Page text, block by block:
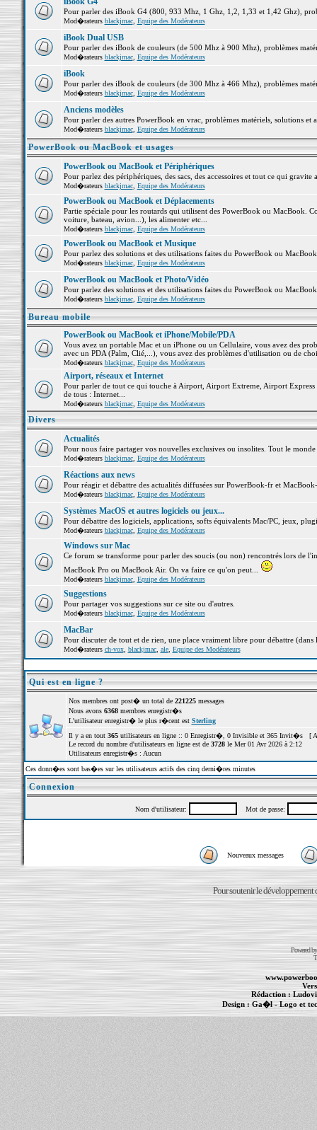
Pour parler des iBook G4 (800, 933 Mhz, 1 Ghz, 1,2, 1,33 et 1,42 Ghz),
Mod�rateurs blackjmac, Equipe des Modérateurs
iBook Dual USB
Pour parler des iBook de couleurs (de 500 Mhz à 900 Mhz), problèmes
Mod�rateurs blackjmac, Equipe des Modérateurs
iBook
Pour parler des iBook de couleurs (de 300 Mhz à 466 Mhz), problèmes
Mod�rateurs blackjmac, Equipe des Modérateurs
Anciens modèles
Pour parler des autres PowerBook en vrac, problèmes matériels, solutions et
Mod�rateurs blackjmac, Equipe des Modérateurs
PowerBook ou MacBook et usages
PowerBook ou MacBook et Périphériques
Pour parlez des périphériques, des sacs, des accessoires et tout ce qui
Mod�rateurs blackjmac, Equipe des Modérateurs
PowerBook ou MacBook et Déplacements
Partie spéciale pour les routards qui utilisent des PowerBook ou MacBook.
voiture, bateau, avion...), les alimenter etc...
Mod�rateurs blackjmac, Equipe des Modérateurs
PowerBook ou MacBook et Musique
Pour parlez des solutions et des utilisations faites du PowerBook ou
Mod�rateurs blackjmac, Equipe des Modérateurs
PowerBook ou MacBook et Photo/Vidéo
Pour parlez des solutions et des utilisations faites du PowerBook ou
Mod�rateurs blackjmac, Equipe des Modérateurs
Bureau mobile
PowerBook ou MacBook et iPhone/Mobile/PDA
Vous avez un portable Mac et un iPhone ou un Cellulaire, vous avez des
avec un PDA (Palm, Clié,...), vous avez des problèmes d'utilisation ou de
Mod�rateurs blackjmac, Equipe des Modérateurs
Airport, réseaux et Internet
Pour parler de tout ce qui touche à Airport, Airport Extreme, Airport
de tous : Internet...
Mod�rateurs blackjmac, Equipe des Modérateurs
Divers
Actualités
Pour nous faire partager vos nouvelles exclusives ou insolites. Tout le
Mod�rateurs blackjmac, Equipe des Modérateurs
Réactions aux news
Pour réagir et débattre des actualités diffusées sur PowerBook-fr et
Mod�rateurs blackjmac, Equipe des Modérateurs
Systèmes MacOS et autres logiciels ou jeux...
Pour débattre des logiciels, applications, softs équivalents Mac/PC, jeux,
Mod�rateurs blackjmac, Equipe des Modérateurs
Windows sur Mac
Ce forum se transforme pour parler des soucis (ou non) rencontrés lors de
MacBook Pro ou MacBook Air. On va faire ce qu'on peut...
Mod�rateurs blackjmac, Equipe des Modérateurs
Suggestions
Pour partager vos suggestions sur ce site ou d'autres.
Mod�rateurs blackjmac, Equipe des Modérateurs
MacBar
Pour discuter de tout et de rien, une place vraiment libre pour débattre (dans
Mod�rateurs ch-vox, blackjmac, ale, Equipe des Modérateurs
Qui est en ligne ?
Nos membres ont post� un total de 221225messages
Nous avons 6368membres enregistr�s
L'utilisateur enregistr� le plus r�cent est Sterling
Il y a en tout 365utilisateurs en ligne :: 0 Enregistr�, 0 Invisible et 365 Invit�s [
Le record du nombre d'utilisateurs en ligne est de 3728le Mer 01 Avr 2026 à 2:12
Utilisateurs enregistr�s : Aucun
Ces donn�es sont bas�es sur les utilisateurs actifs des cinq derni�res minutes
Connexion
Nom d'utilisateur: Mot de passe:
Nouveaux messages
Pour soutenir le développement
Powered
Rédaction :
Design : Ga�l- Logo et